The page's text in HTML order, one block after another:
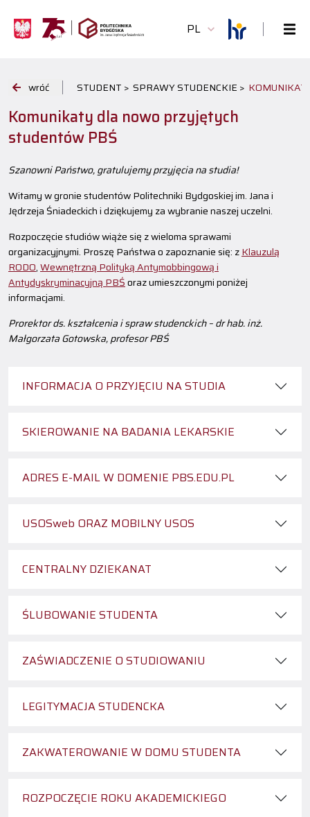
PL
wróć STUDENT > SPRAWY STUDENCKIE >
Komunikaty dla nowo przyjętych
studentów PBŚ
Szanowni Państwo, gratulujemy przyjęcia na studia!
Witamy w gronie studentów Politechniki Bydgoskiej im. Jana i
Jędrzeja Śniadeckich i dziękujemy za wybranie naszej uczelni.
Rozpoczęcie studiów wiąże się z wieloma sprawami
organizacyjnymi. Proszę Państwa o zapoznanie się: zKlauzulą
RODO,Wewnętrzną Polityką Antymobbingową i
Antydyskryminacyjną PBŚoraz umieszczonymi poniżej
informacjami.
Prorektor ds. kształcenia i spraw studenckich – dr hab. inż.
Małgorzata Gotowska, profesor PBŚ
INFORMACJA O PRZYJĘCIU NA STUDIA
SKIEROWANIE NA BADANIA LEKARSKIE
ADRES E-MAIL W DOMENIE PBS.EDU.PL
USOSweb ORAZ MOBILNY USOS
CENTRALNY DZIEKANAT
ŚLUBOWANIE STUDENTA
ZAŚWIADCZENIE O STUDIOWANIU
LEGITYMACJA STUDENCKA
ZAKWATEROWANIE W DOMU STUDENTA
ROZPOCZĘCIE ROKU AKADEMICKIEGO